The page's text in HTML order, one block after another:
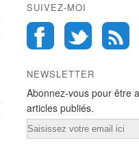
SUIVEZ-MOI
NEWSLETTER
Abonnez-vous pour être
articles publiés.
Email